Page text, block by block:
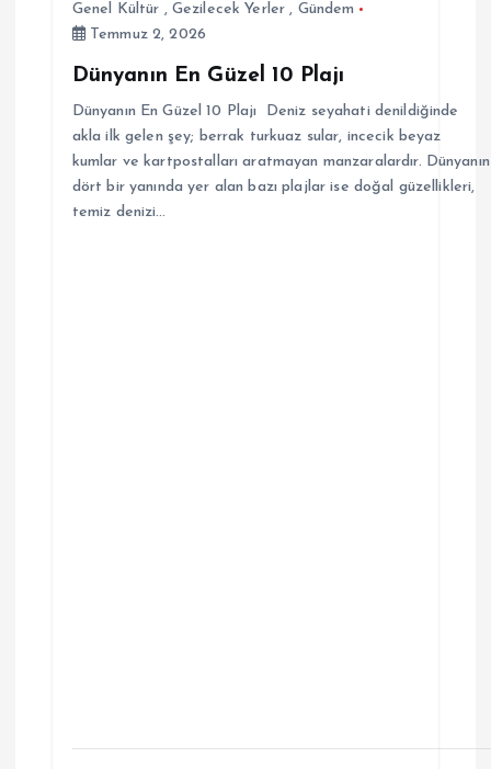
Genel Kültür , Gezilecek Yerler , Gündem
Temmuz 2, 2026
Dünyanın En Güzel 10 Plajı
Dünyanın En Güzel 10 Plajı Deniz seyahati denildiğinde
akla ilk gelen şey; berrak turkuaz sular, incecik beyaz
kumlar ve kartpostalları aratmayan manzaralardır. Dünyanın
dört bir yanında yer alan bazı plajlar ise doğal güzellikleri,
temiz denizi…